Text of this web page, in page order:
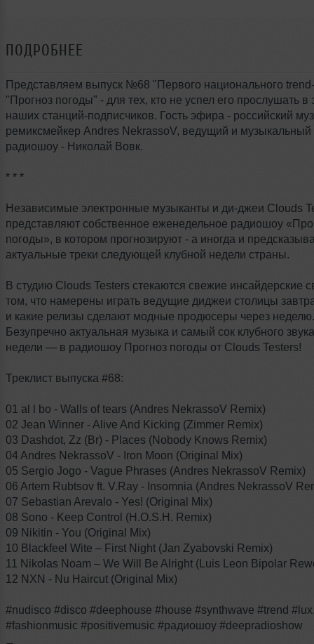
ПОДРОБНЕЕ
Представляем выпуск №68 "Первого национального
"Прогноз погоды" - для тех, кто не успел его прослушать
наших станций-подписчиков. Гость эфира - российский
ремиксмейкер Andres NekrassoV, ведущий и музыкальный
радиошоу - Николай Вовк.
* * *
Независимые электронные музыканты и ди-джеи Clouds
представляют собственное еженедельное радиошоу
погоды», в котором прогнозируют - а иногда и
актуальные треки следующей клубной недели страны.
В студию Clouds Testers стекаются свежие инсайдерские
том, что намерены играть ведущие диджеи столицы
и какие релизы сделают модные продюсеры через неделю.
Безупречно актуальная музыка и самый сок клубного
недели — в радиошоу Прогноз погоды от Clouds Testers!
Треклист выпуска #68:
01 al l bo - Walls of tears (Andres NekrassoV Remix)
02 Jean Winner - Alive And Kicking (Zimmer Remix)
03 Dashdot, Zz (Br) - Places (Nobody Knows Remix)
04 Andres NekrassoV - Iron Moon (Original Mix)
05 Sergio Jogo - Vague Phrases (Andres NekrassoV Remix)
06 Artem Rubtsov ft. V.Ray - Insomnia (Andres NekrassoV
07 Sebastian Arevalo - Yes! (Original Mix)
08 Sono - Keep Control (H.O.S.H. Remix)
09 Nikitin - You (Original Mix)
10 Blackfeel Wite – First Night (Jan Zyabovski Remix)
11 Nikolas Noam – We Will Be Alright (Luis Leon Bipolar
12 NXN - Nu Haircut (Original Mix)
#nudisco #disco #deephouse #house #synthwave #trend
#fashionmusic #positivemusic #радиошоу #deepradioshow